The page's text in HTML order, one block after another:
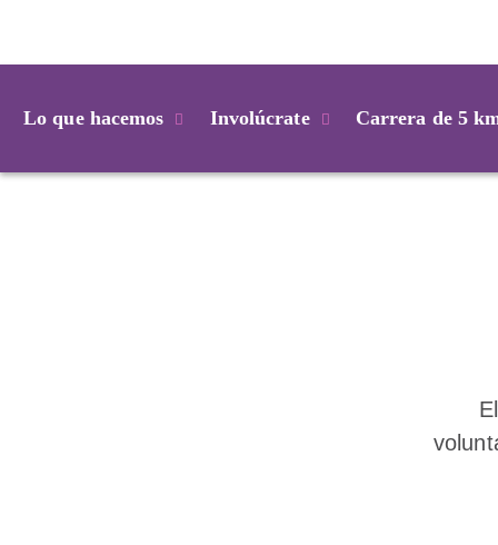
Lo que hacemos Involúcrate Carrera de 5